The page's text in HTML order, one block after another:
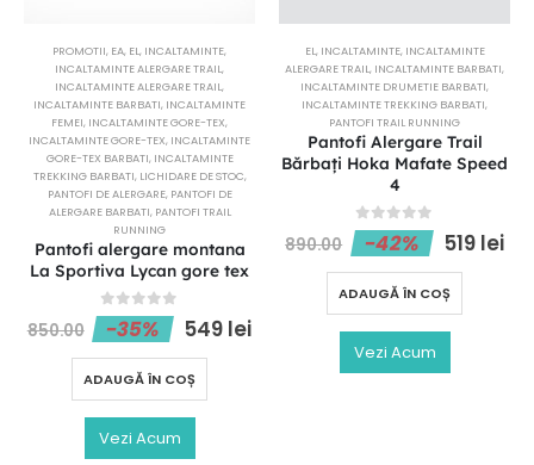
PROMOTII, EA, EL, INCALTAMINTE,
INCALTAMINTE ALERGARE TRAIL,
INCALTAMINTE ALERGARE TRAIL,
INCALTAMINTE BARBATI, INCALTAMINTE
FEMEI, INCALTAMINTE GORE-TEX,
INCALTAMINTE GORE-TEX, INCALTAMINTE
GORE-TEX BARBATI, INCALTAMINTE
TREKKING BARBATI, LICHIDARE DE STOC,
PANTOFI DE ALERGARE, PANTOFI DE
ALERGARE BARBATI, PANTOFI TRAIL
RUNNING
Pantofi alergare montana
La Sportiva Lycan gore tex
0out of 5
850.00 -35% 549 lei
ADAUGĂ ÎN COȘ
Vezi Acum
EL, INCALTAMINTE, INCALTAMINTE
ALERGARE TRAIL, INCALTAMINTE BARBATI,
INCALTAMINTE DRUMETIE BARBATI,
INCALTAMINTE TREKKING BARBATI,
PANTOFI TRAIL RUNNING
Pantofi Alergare Trail
Bărbați Hoka Mafate Speed
4
0out of 5
890.00 -42% 519 lei
ADAUGĂ ÎN COȘ
Vezi Acum